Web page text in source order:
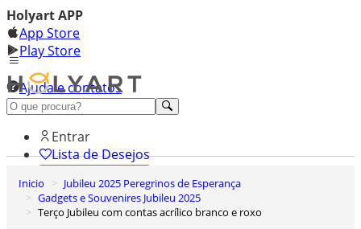
Holyart APP
App Store
Play Store
Ajuda e contatos
Conheça premium
Entrar
Lista de Desejos
0
Carrinho de Compras
Inicio
Jubileu 2025 Peregrinos de Esperança
Gadgets e Souvenires Jubileu 2025
Terço Jubileu com contas acrílico branco e roxo